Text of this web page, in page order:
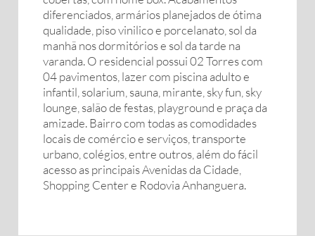
diferenciados, armários planejados de ótima
qualidade, piso vinilico e porcelanato, sol da
manhã nos dormitórios e sol da tarde na
varanda. O residencial possui 02 Torres com
04 pavimentos, lazer com piscina adulto e
infantil, solarium, sauna, mirante, sky fun, sky
lounge, salão de festas, playground e praça da
amizade. Bairro com todas as comodidades
locais de comércio e serviços, transporte
urbano, colégios, entre outros, além do fácil
acesso as principais Avenidas da Cidade,
Shopping Center e Rodovia Anhanguera.